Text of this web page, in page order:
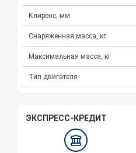
Клиренс, мм
Снаряженная масса, кг
Максимальная масса, кг
Тип двигателя
ЭКСПРЕСС-КРЕДИТ